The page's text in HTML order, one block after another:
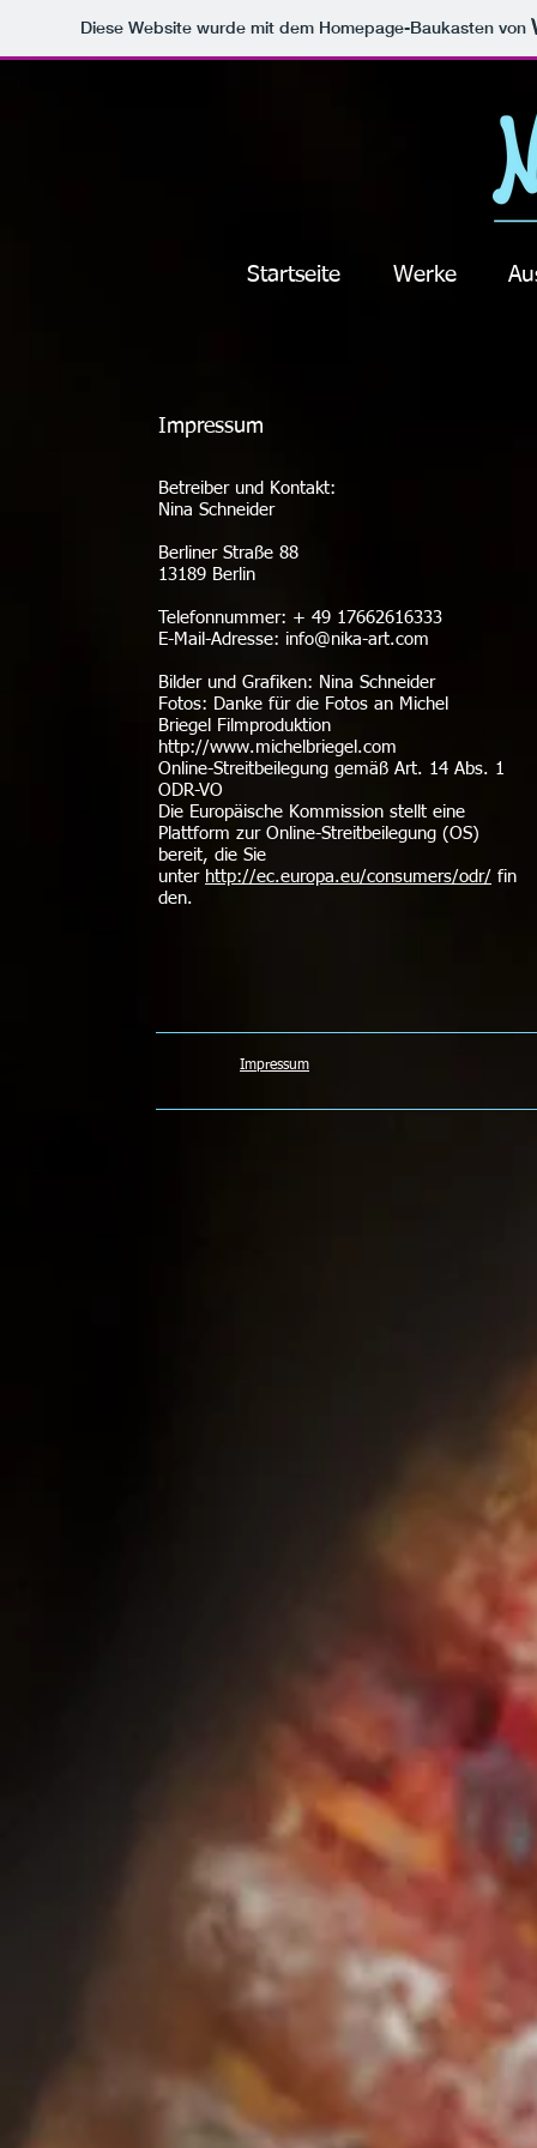
Diese Website wurde mit dem Homepage-Baukasten von
Startseite Werke
Impressum
Betreiber und Kontakt:
Nina Schneider
Berliner Straße 88
13189 Berlin
Telefonnummer: + 49 17662616333
E-Mail-Adresse: info@nika-art.com
Bilder und Grafiken: Nina Schneider
Fotos: Danke für die Fotos an Michel
Briegel Filmproduktion
http://www.michelbriegel.com
Online-Streitbeilegung gemäß Art. 14 Abs. 1
ODR-VO
Die Europäische Kommission stellt eine
Plattform zur Online-Streitbeilegung (OS)
bereit, die Sie
unter http://ec.europa.eu/consumers/odr/ fin
den.
Impressum